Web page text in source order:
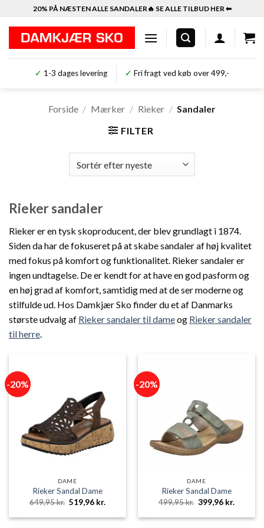
indhold
20% PÅ NÆSTEN ALLE SANDALER🔥 SE ALLE TILBUD HER ⬅︎
✓ 1-3 dages levering ✓ Fri fragt ved køb over 499,-
Forside / Mærker / Rieker / Sandaler
FILTER
Rieker sandaler
Rieker er en tysk skoproducent, der blev grundlagt i 1874.
Siden da har de fokuseret på at skabe sandaler af høj kvalitet
med fokus på komfort og funktionalitet. Rieker sandaler er
ingen undtagelse. De er kendt for at have en god pasform og
en høj grad af komfort, samtidig med at de ser moderne og
stilfulde ud. Hos Damkjær Sko finder du et af Danmarks
største udvalg af Rieker sandaler til dameog Rieker sandaler
til herre.
-20%
DAME
Rieker Sandal Dame
649,95kr. Den
oprindelige
pris
519,96 kr.
pris
-20%
DAME
Rieker Sandal Dame
499,95kr. Den
oprindelige
pris
399,96 kr.
pris